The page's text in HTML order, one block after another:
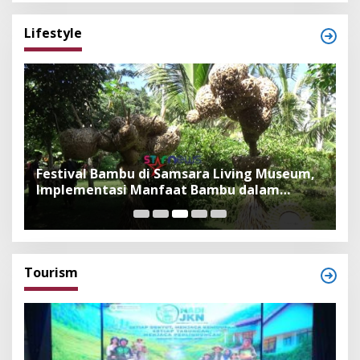
Lifestyle
Festival Bambu di Samsara Living Museum,
Implementasi Manfaat Bambu dalam
Kepercayaan Adat dan Budaya Bali
Tourism